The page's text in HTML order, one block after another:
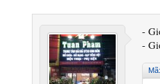
-
-
Mã: